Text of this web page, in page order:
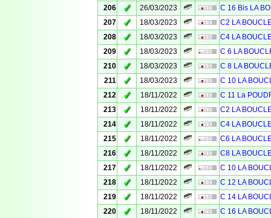
206
✓ 26/03/2023
C 16 Bis LA
207
✓ 18/03/2023
C2 LA
208
✓ 18/03/2023
C4 LA
209
✓ 18/03/2023
C 6 LA
210
✓ 18/03/2023
C 8 LA
211
✓ 18/03/2023
C 10 LA
212
✓ 18/11/2022
C 11 La
213
✓ 18/11/2022
C2 LA
214
✓ 18/11/2022
C4 LA
215
✓ 18/11/2022
C6 LA
216
✓ 18/11/2022
C8 LA
217
✓ 18/11/2022
C 10 LA
218
✓ 18/11/2022
C 12 LA
219
✓ 18/11/2022
C 14 LA
220
✓ 18/11/2022
C 16 LA